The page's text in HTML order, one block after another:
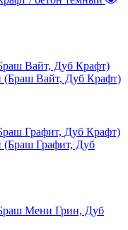
Вайт, Дуб Крафт)
Графит, Дуб Крафт)
Мени Грин, Дуб